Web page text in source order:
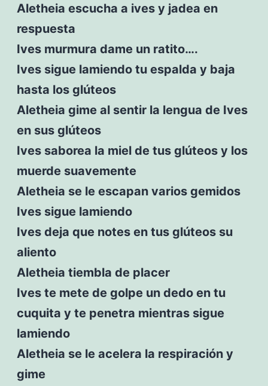
Aletheia escucha a ives y jadea en
respuesta
Ives murmura dame un ratito….
Ives sigue lamiendo tu espalda y baja
hasta los glúteos
Aletheia gime al sentir la lengua de Ives
en sus glúteos
Ives saborea la miel de tus glúteos y los
muerde suavemente
Aletheia se le escapan varios gemidos
Ives sigue lamiendo
Ives deja que notes en tus glúteos su
aliento
Aletheia tiembla de placer
Ives te mete de golpe un dedo en tu
cuquita y te penetra mientras sigue
lamiendo
Aletheia se le acelera la respiración y
gime